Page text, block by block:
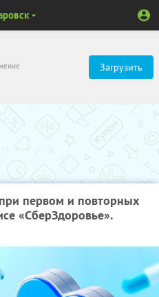
Загрузить
первом и повторных
«СберЗдоровье».